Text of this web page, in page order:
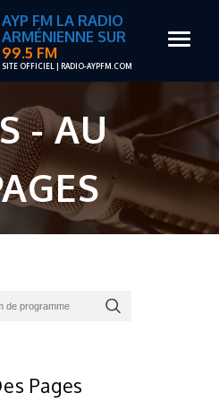
AYP FM LA RADIO
ARMÉNIENNE SUR
99.5 FM
SITE OFFICIEL | RADIO-AYPFM.COM
- AU
Pages